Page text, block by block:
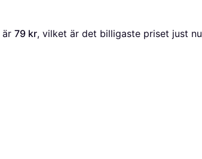
är 79 kr, vilket är det billigaste priset just nu